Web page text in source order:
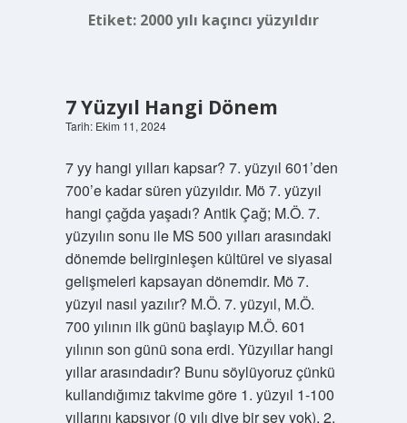
Etiket: 2000 yılı kaçıncı yüzyıldır
7 Yüzyıl Hangi Dönem
Tarih: Ekim 11, 2024
7 yy hangi yılları kapsar? 7. yüzyıl 601’den
700’e kadar süren yüzyıldır. Mö 7. yüzyıl
hangi çağda yaşadı? Antik Çağ; M.Ö. 7.
yüzyılın sonu ile MS 500 yılları arasındaki
dönemde belirginleşen kültürel ve siyasal
gelişmeleri kapsayan dönemdir. Mö 7.
yüzyıl nasıl yazılır? M.Ö. 7. yüzyıl, M.Ö.
700 yılının ilk günü başlayıp M.Ö. 601
yılının son günü sona erdi. Yüzyıllar hangi
yıllar arasındadır? Bunu söylüyoruz çünkü
kullandığımız takvime göre 1. yüzyıl 1-100
yıllarını kapsıyor (0 yılı diye bir şey yok), 2.